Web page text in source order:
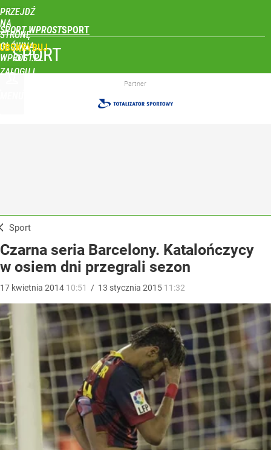
PRZEJDŹ
NA
STRONĘ
GŁÓWNĄ
WPROST.PL
SPORT WPROST
ZALOGUJ
SPORT
Partner
Sport
Czarna seria Barcelony. Katalończycy
w osiem dni przegrali sezon
17 kwietnia 2014 10:51 / 13 stycznia 2015 11:32